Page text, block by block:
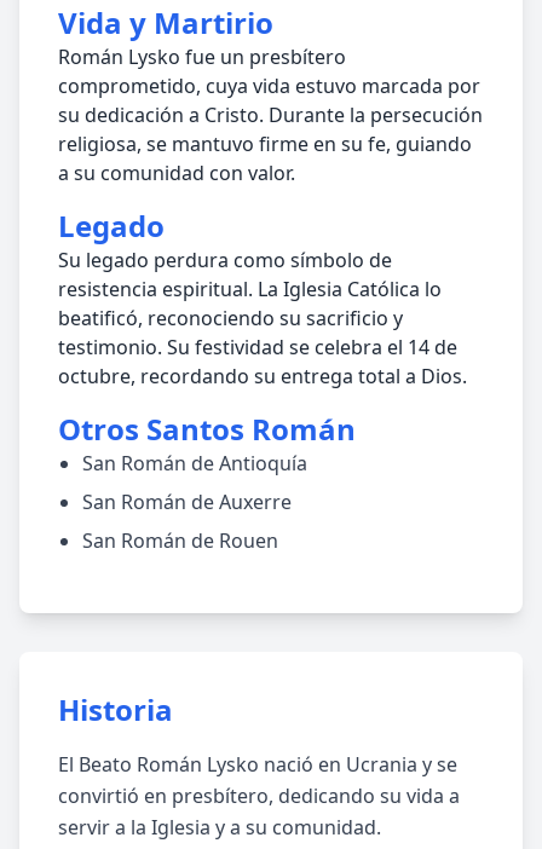
Vida y Martirio
Román Lysko fue un presbítero
comprometido, cuya vida estuvo marcada por
su dedicación a Cristo. Durante la persecución
religiosa, se mantuvo firme en su fe, guiando
a su comunidad con valor.
Legado
Su legado perdura como símbolo de
resistencia espiritual. La Iglesia Católica lo
beatificó, reconociendo su sacrificio y
testimonio. Su festividad se celebra el 14 de
octubre, recordando su entrega total a Dios.
Otros Santos Román
San Román de Antioquía
San Román de Auxerre
San Román de Rouen
Historia
El Beato Román Lysko nació en Ucrania y se
convirtió en presbítero, dedicando su vida a
servir a la Iglesia y a su comunidad.